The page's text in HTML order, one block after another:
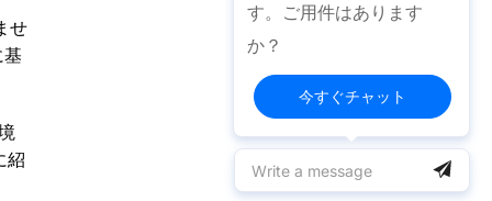
せ
紹
す。ご用件はあります
か？
今すぐチャット